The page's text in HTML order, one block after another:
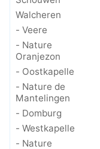
Walcheren
- Veere
- Nature
Oranjezon
- Oostkapelle
- Nature de
Mantelingen
- Domburg
- Westkapelle
- Nature